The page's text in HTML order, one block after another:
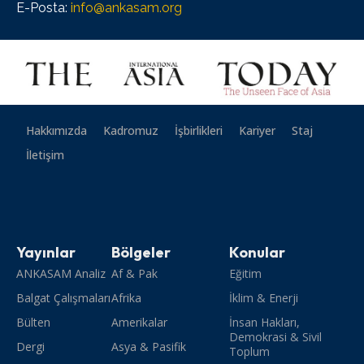
E-Posta: info@ankasam.org
Hakkımızda Kadromuz İşbirlikleri Kariyer
Staj
İletişim
Yayınlar
ANKASAM Analiz
Balgat Çalışmaları
Bülten
Dergi
Bölgeler
Af & Pak
Afrika
Amerikalar
Asya & Pasifik
Konular
Eğitim
İklim & Enerji
İnsan Hakları,
Demokrasi & Sivil
Toplum